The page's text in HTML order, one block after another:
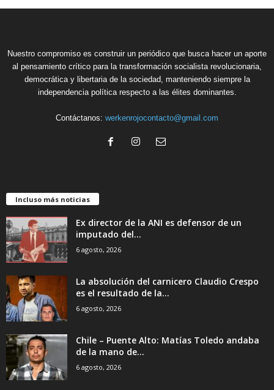
Nuestro compromiso es construir un periódico que busca hacer un aporte
al pensamiento crítico para la transformación socialista revolucionaria,
democrática y libertaria de la sociedad, manteniendo siempre la
independencia política respecto a las élites dominantes.
Contáctanos: werkenrojocontacto@gmail.com
Incluso más noticias
Ex director de la ANI es defensor de un
imputado del...
6 agosto, 2026
La absolución del carnicero Claudio Crespo
es el resultado de la...
6 agosto, 2026
Chile – Puente Alto: Matías Toledo andaba
de la mano de...
6 agosto, 2026